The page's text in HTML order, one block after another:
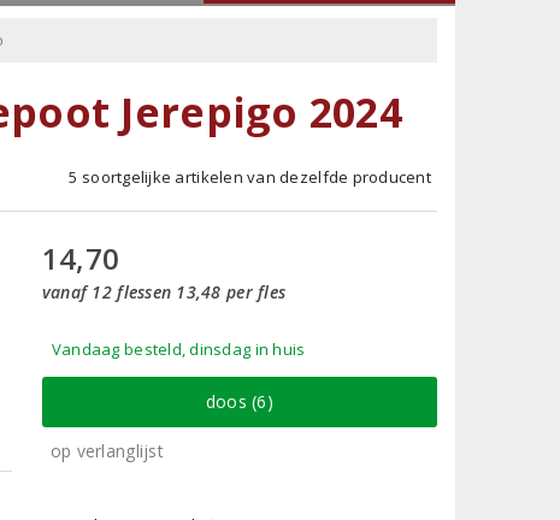
Jerepigo 2024
5 soortgelijke artikelen van dezelfde producent
14,70
vanaf 12 flessen 13,48 per fles
Vandaag besteld, dinsdag in huis
doos (6)
op verlanglijst